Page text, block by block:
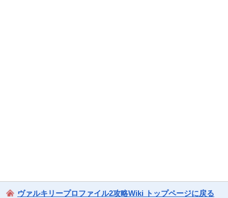
ヴァルキリープロファイル2攻略Wiki トップページに戻る